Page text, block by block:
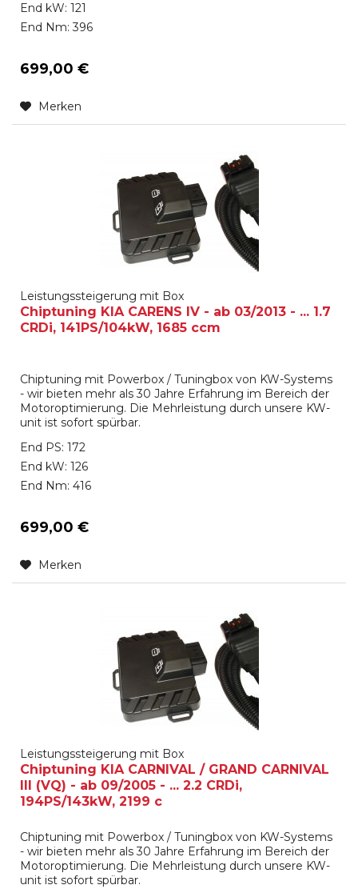
End kW: 121
End Nm: 396
699,00 €
Merken
Leistungssteigerung mit Box
Chiptuning KIA CARENS IV - ab 03/2013 - ... 1.7
CRDi, 141PS/104kW, 1685 ccm
Chiptuning mit Powerbox / Tuningbox von KW-Systems
- wir bieten mehr als 30 Jahre Erfahrung im Bereich der
Motoroptimierung. Die Mehrleistung durch unsere KW-
unit ist sofort spürbar.
End PS: 172
End kW: 126
End Nm: 416
699,00 €
Merken
Leistungssteigerung mit Box
Chiptuning KIA CARNIVAL / GRAND CARNIVAL
III (VQ) - ab 09/2005 - ... 2.2 CRDi,
194PS/143kW, 2199 c
Chiptuning mit Powerbox / Tuningbox von KW-Systems
- wir bieten mehr als 30 Jahre Erfahrung im Bereich der
Motoroptimierung. Die Mehrleistung durch unsere KW-
unit ist sofort spürbar.